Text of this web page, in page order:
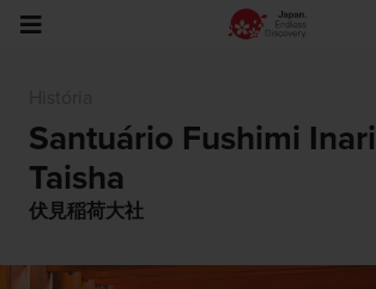
Santuário Fushimi Inari
Taisha
伏見稲荷大社